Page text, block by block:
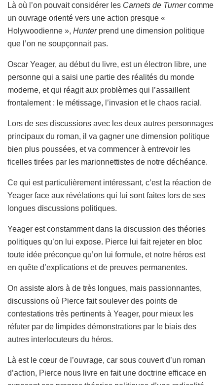
Là où l’on pouvait considérer les Carnets de Turnercomme
un ouvrage orienté vers une action presque «
Holywoodienne », Hunterprend une dimension politique
que l’on ne soupçonnait pas.
Oscar Yeager, au début du livre, est un électron libre, une
personne qui a saisi une partie des réalités du monde
moderne, et qui réagit aux problèmes qui l’assaillent
frontalement : le métissage, l’invasion et le chaos racial.
Lors de ses discussions avec les deux autres personnages
principaux du roman, il va gagner une dimension politique
bien plus poussées, et va commencer à entrevoir les
ficelles tirées par les marionnettistes de notre déchéance.
Ce qui est particulièrement intéressant, c’est la réaction de
Yeager face aux révélations qui lui sont faites lors de ses
longues discussions politiques.
Yeager est constamment dans la discussion des théories
politiques qu’on lui expose. Pierce lui fait rejeter en bloc
toute idée préconçue qu’on lui formule, et notre héros est
en quête d’explications et de preuves permanentes.
On assiste alors à de très longues, mais passionnantes,
discussions où Pierce fait soulever des points de
contestations très pertinents à Yeager, pour mieux les
réfuter par de limpides démonstrations par le biais des
autres interlocuteurs du héros.
Là est le cœur de l’ouvrage, car sous couvert d’un roman
d’action, Pierce nous livre en fait une doctrine efficace en